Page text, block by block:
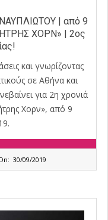
ΝΑΥΠΛΙΩΤΟΥ | από 9
ΧΟΡΝ» | 2ος
και γνωρίζοντας
σε Αθήνα και
για 2η χρονιά
Χορν», από 9
30/09/2019